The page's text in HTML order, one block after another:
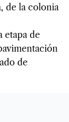
de la colonia
etapa de
de